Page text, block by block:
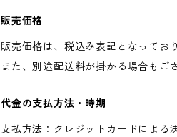
販売価格
販売価格は、税込み表記となってお
また、別途配送料が掛かる場合もご
代金の支払方法・時期
支払方法：クレジットカードによる